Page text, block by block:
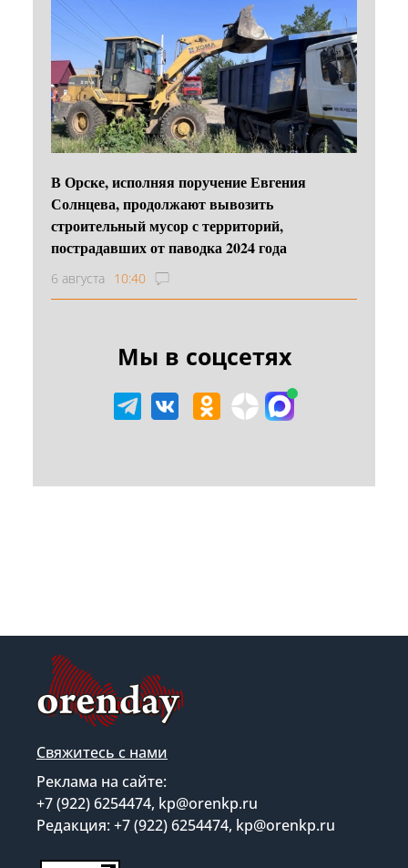
В Орске, исполняя поручение Евгения
Солнцева, продолжают вывозить
строительный мусор с территорий,
пострадавших от паводка 2024 года
6 августа 10:40
Мы в соцсетях
Свяжитесь с нами
Реклама на сайте:
+7 (922) 6254474, kp@orenkp.ru
Редакция: +7 (922) 6254474, kp@orenkp.ru